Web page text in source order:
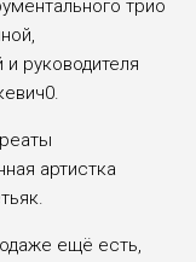
трио
руководителя
артистка
ещё есть,